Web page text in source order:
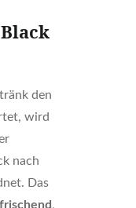
den
wird
nach
Das
,